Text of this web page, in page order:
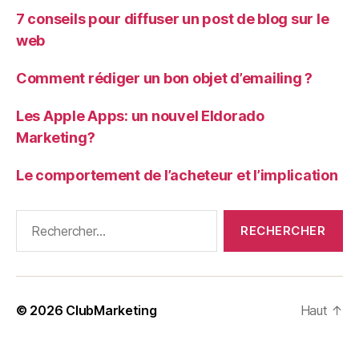
7 conseils pour diffuser un post de blog sur le
web
Comment rédiger un bon objet d’emailing ?
Les Apple Apps: un nouvel Eldorado
Marketing?
Le comportement de l’acheteur et l’implication
© 2026 ClubMarketing Haut ↑